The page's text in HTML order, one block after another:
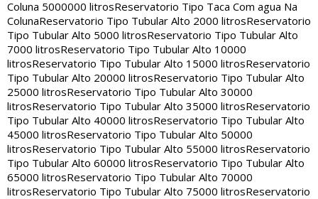
Coluna 5000000 litrosReservatorio Tipo Taca Com agua Na
ColunaReservatorio Tipo Tubular Alto 2000 litrosReservatorio
Tipo Tubular Alto 5000 litrosReservatorio Tipo Tubular Alto
7000 litrosReservatorio Tipo Tubular Alto 10000
litrosReservatorio Tipo Tubular Alto 15000 litrosReservatorio
Tipo Tubular Alto 20000 litrosReservatorio Tipo Tubular Alto
25000 litrosReservatorio Tipo Tubular Alto 30000
litrosReservatorio Tipo Tubular Alto 35000 litrosReservatorio
Tipo Tubular Alto 40000 litrosReservatorio Tipo Tubular Alto
45000 litrosReservatorio Tipo Tubular Alto 50000
litrosReservatorio Tipo Tubular Alto 55000 litrosReservatorio
Tipo Tubular Alto 60000 litrosReservatorio Tipo Tubular Alto
65000 litrosReservatorio Tipo Tubular Alto 70000
litrosReservatorio Tipo Tubular Alto 75000 litrosReservatorio